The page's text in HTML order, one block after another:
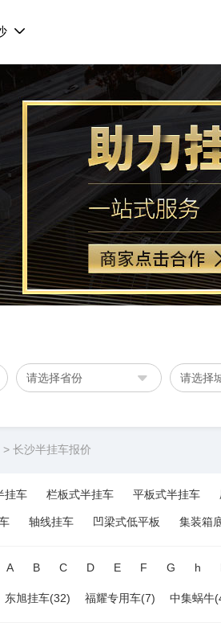
请选择省份 请选择
> 长沙半挂车报价
挂车 栏板式半挂车 平板式半挂车
轴线挂车 凹梁式低平板 集装箱
A B C D E F G h
东旭挂车(32) 福耀专用车(7) 中集蜗牛